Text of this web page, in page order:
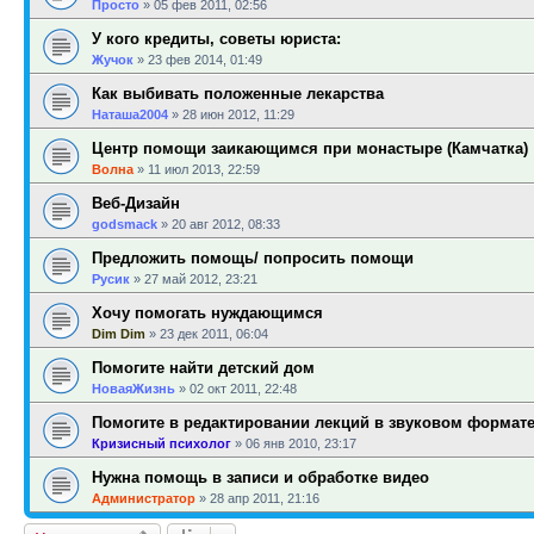
Просто » 05 фев 2011, 02:56
У кого кредиты, советы юриста:
Жучок » 23 фев 2014, 01:49
Как выбивать положенные лекарства
Наташа2004 » 28 июн 2012, 11:29
Центр помощи заикающимся при монастыре (Камчатка)
Волна » 11 июл 2013, 22:59
Веб-Дизайн
godsmack » 20 авг 2012, 08:33
Предложить помощь/ попросить помощи
Русик » 27 май 2012, 23:21
Хочу помогать нуждающимся
Dim Dim » 23 дек 2011, 06:04
Помогите найти детский дом
НоваяЖизнь » 02 окт 2011, 22:48
Помогите в редактировании лекций в звуковом формате
Кризисный психолог » 06 янв 2010, 23:17
Нужна помощь в записи и обработке видео
Администратор » 28 апр 2011, 21:16